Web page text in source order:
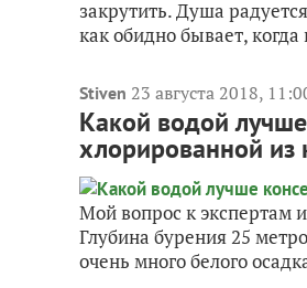
закрутить. Душа
как обидно бывает,
Stiven 23 августа 2018,
Какой водой
хлорированной из
Мой вопрос к экспертам
Глубина бурения 25
очень много белого